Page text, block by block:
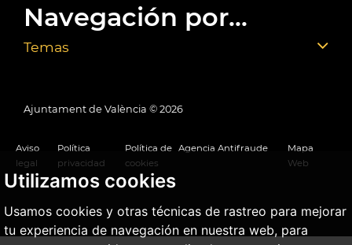
Utilizamos cookies
Usamos cookies y otras técnicas de rastreo para mejorar
tu experiencia de navegación en nuestra web, para
Navegación por...
Temas
Ajuntament de València © 2026
Aviso
legal
Política
privacidad
Política de
cookies
Agencia Antifraude
Mapa
Web